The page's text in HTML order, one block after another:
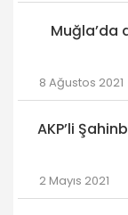
Muğla’da
8 Ağustos 2021
AKP’li
2 Mayıs 2021